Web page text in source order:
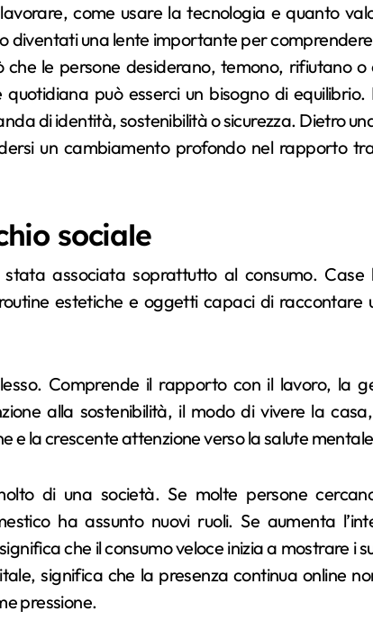
come usare la tecnologia e quanto
diventati una lente importante per
le persone desiderano, temono, rifiutano o
può esserci un bisogno di equilibrio.
di identità, sostenibilità o sicurezza. Dietro
un cambiamento profondo nel rapporto
sociale
associata soprattutto al consumo. Case
estetiche e oggetti capaci di raccontare
Comprende il rapporto con il lavoro, la
alla sostenibilità, il modo di vivere la casa,
e la crescente attenzione verso la salute
di una società. Se molte persone
ha assunto nuovi ruoli. Se aumenta
che il consumo veloce inizia a mostrare i
significa che la presenza continua online
pressione.